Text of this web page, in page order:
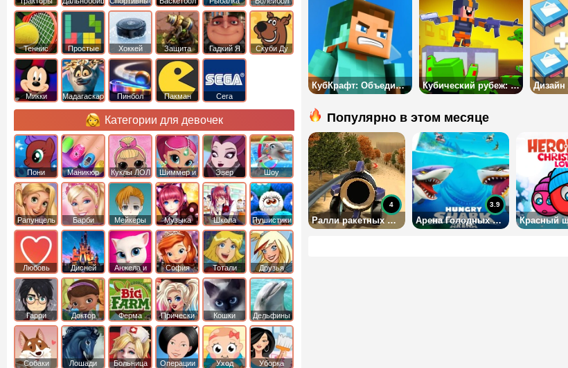
КубКрафт: Объедини и Сразись Кубический рубеж: Зомби Робби
Популярно в этом месяце
Ралли ракетных машин
4
Арена Голодных Акул
3.9
Теннис Простые Хоккей
Защита
башни
Гадкий Я Скуби Ду
Микки
Мадагаскар Пинбол Пакман Сега
Категории для девочек
Пони
креатор
Маникюр Куклы ЛОЛ
Шиммер и
Шайн
Эвер
Афтер Хай
Шоу
дельфинов
Рапунцель Барби Мейкеры Музыка Школа Пушистики
Любовь Дисней
Анжела и
том
София
Прекрасная
Тотали
Спайс
Друзья
ангелов
Гарри
Поттер
Доктор
Плюшева
Ферма Прически Кошки Дельфины
Собаки Лошади Больница Операции Уход Уборка